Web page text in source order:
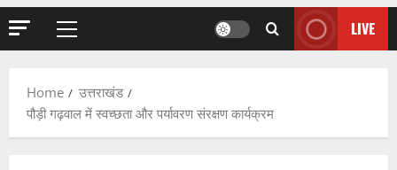
Primary
LIVE
Home
उत्तराखंड
पौड़ी गढ़वाल में स्वच्छता और पर्यावरण संरक्षण कार्यक्रम